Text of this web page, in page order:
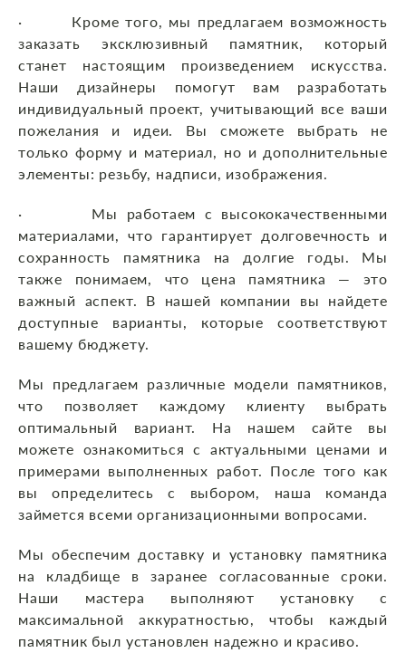
· Кроме того, мы предлагаем возможность
заказать эксклюзивный памятник, который
станет настоящим произведением искусства.
Наши дизайнеры помогут вам разработать
индивидуальный проект, учитывающий все ваши
пожелания и идеи. Вы сможете выбрать не
только форму и материал, но и дополнительные
элементы: резьбу, надписи, изображения.
· Мы работаем с высококачественными
материалами, что гарантирует долговечность и
сохранность памятника на долгие годы. Мы
также понимаем, что цена памятника — это
важный аспект. В нашей компании вы найдете
доступные варианты, которые соответствуют
вашему бюджету.
Мы предлагаем различные модели памятников,
что позволяет каждому клиенту выбрать
оптимальный вариант. На нашем сайте вы
можете ознакомиться с актуальными ценами и
примерами выполненных работ. После того как
вы определитесь с выбором, наша команда
займется всеми организационными вопросами.
Мы обеспечим доставку и установку памятника
на кладбище в заранее согласованные сроки.
Наши мастера выполняют установку с
максимальной аккуратностью, чтобы каждый
памятник был установлен надежно и красиво.